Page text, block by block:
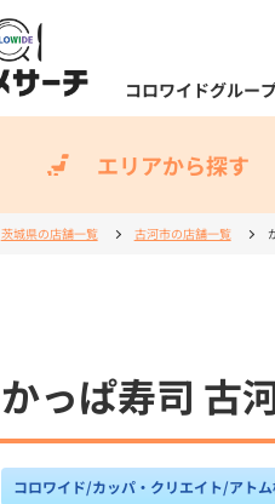
コロワイドグルー
エリアから探す
茨城県の店舗一覧 古河市の店舗一覧
かっぱ寿司 古
コロワイド/カッパ・クリエイト/アト